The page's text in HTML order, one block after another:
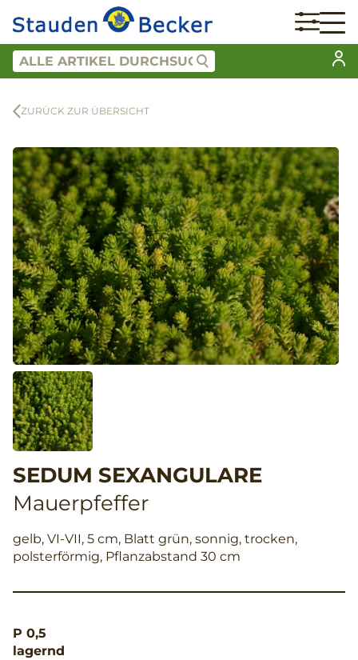
ZURÜCK ZUR ÜBERSICHT
SEDUM SEXANGULARE
Mauerpfeffer
gelb, VI-VII, 5 cm, Blatt grün, sonnig, trocken,
polsterförmig, Pflanzabstand 30 cm
P 0,5
lagernd